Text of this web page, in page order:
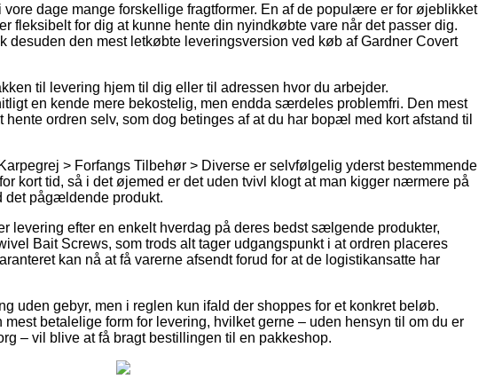
vore dage mange forskellige fragtformer. En af de populære er for øjeblikket
fleksibelt for dig at kunne hente din nyindkøbte vare når det passer dig.
desuden den mest letkøbte leveringsversion ved køb af Gardner Covert
til levering hjem til dig eller til adressen hvor du arbejder.
en kende mere bekostelig, men endda særdeles problemfri. Den mest
ordren selv, som dog betinges af at du har bopæl med kort afstand til
> Forfangs Tilbehør > Diverse er selvfølgelig yderst bestemmende
kort tid, så i det øjemed er det uden tvivl klogt at man kigger nærmere på
det pågældende produkt.
levering efter en enkelt hverdag på deres bedst sælgende produkter,
Bait Screws, som trods alt tager udgangspunkt i at ordren placeres
kan nå at få varerne afsendt forud for at de logistikansatte har
uden gebyr, men i reglen kun ifald der shoppes for et konkret beløb.
betalelige form for levering, hvilket gerne – uden hensyn til om du er
– vil blive at få bragt bestillingen til en pakkeshop.